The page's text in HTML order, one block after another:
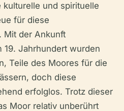
und spirituelle
für diese
Mit der Ankunft
19. Jahrhundert wurden
Teile des Moores für die
doch diese
erfolglos. Trotz dieser
Moor relativ unberührt